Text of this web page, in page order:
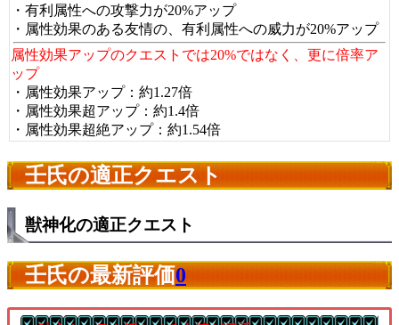
・有利属性への攻撃力が20%アップ
・属性効果のある友情の、有利属性への威力が20%アップ
属性効果アップのクエストでは20%ではなく、更に倍率ア
ップ
・属性効果アップ：約1.27倍
・属性効果超アップ：約1.4倍
・属性効果超絶アップ：約1.54倍
壬氏の適正クエスト
獣神化の適正クエスト
壬氏の最新評価0